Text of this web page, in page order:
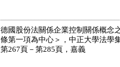
德國股份法關係企業控制關係概念
條第一項為中心＞，中正大學法學
第267頁－第285頁，嘉義